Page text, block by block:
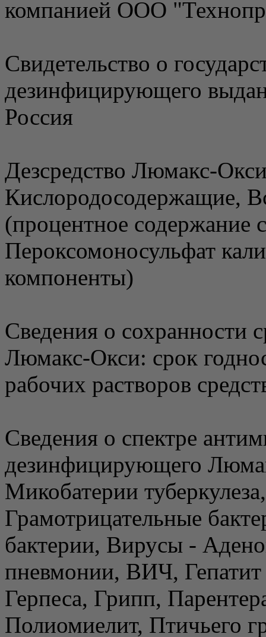
компанией ООО
Свидетельство о
дезинфицирующего
Россия
Дезсредство Люмакс-
Кислородосодержащие,
(процентное содержание
Пероксомоносульфат
компоненты)
Сведения о сохранности
Люмакс-Окси: срок
рабочих растворов
Сведения о спектре
дезинфицирующего
Микобатерии
Грамотрицательные
бактерии, Вирусы -
пневмонии, ВИЧ,
Герпеса, Грипп,
Полиомиелит, Птичьего